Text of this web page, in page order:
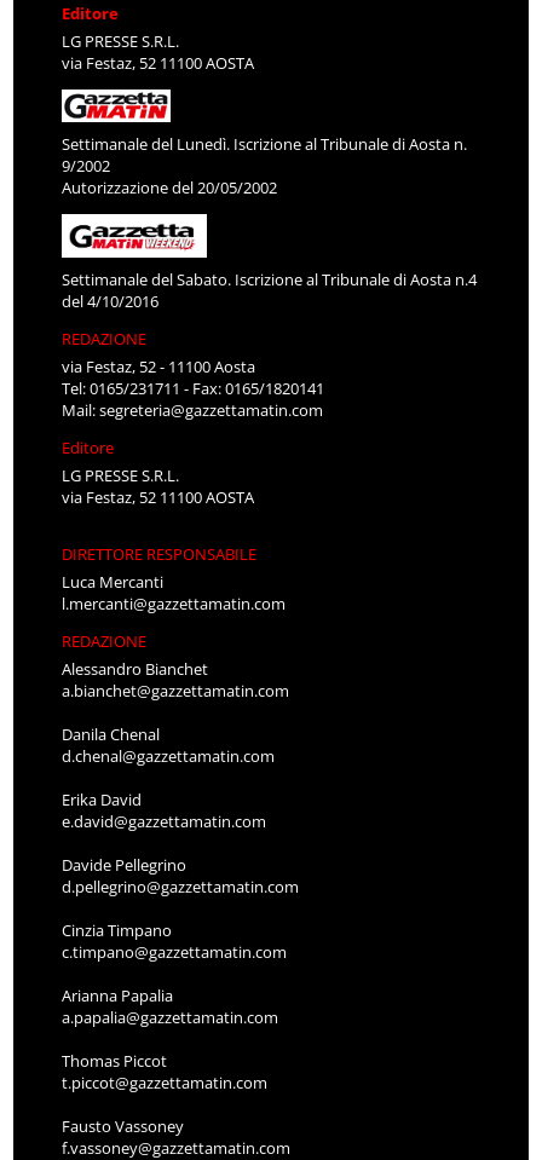
Editore
LG PRESSE S.R.L.
via Festaz, 52 11100 AOSTA
Settimanale del Lunedì. Iscrizione al Tribunale di Aosta n.
9/2002
Autorizzazione del 20/05/2002
Settimanale del Sabato. Iscrizione al Tribunale di Aosta n.4
del 4/10/2016
REDAZIONE
via Festaz, 52 - 11100 Aosta
Tel: 0165/231711 - Fax: 0165/1820141
Mail:segreteria@gazzettamatin.com
Editore
LG PRESSE S.R.L.
via Festaz, 52 11100 AOSTA
DIRETTORE RESPONSABILE
Luca Mercanti
l.mercanti@gazzettamatin.com
REDAZIONE
Alessandro Bianchet
a.bianchet@gazzettamatin.com
Danila Chenal
d.chenal@gazzettamatin.com
Erika David
e.david@gazzettamatin.com
Davide Pellegrino
d.pellegrino@gazzettamatin.com
Cinzia Timpano
c.timpano@gazzettamatin.com
Arianna Papalia
a.papalia@gazzettamatin.com
Thomas Piccot
t.piccot@gazzettamatin.com
Fausto Vassoney
f.vassoney@gazzettamatin.com